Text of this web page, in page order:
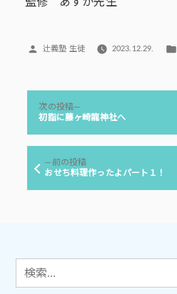
監修 あすか先生
投
辻義塾 生徒 2023.12.29.
ナ
ー
前の投稿前
の
おせち料理作ったよパート１！
次の投稿
の
初詣に藤ヶ崎龍神社へ
検
索: